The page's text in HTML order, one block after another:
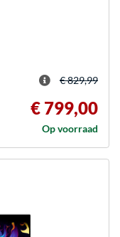
€ 829,99
€ 799,00
Op voorraad